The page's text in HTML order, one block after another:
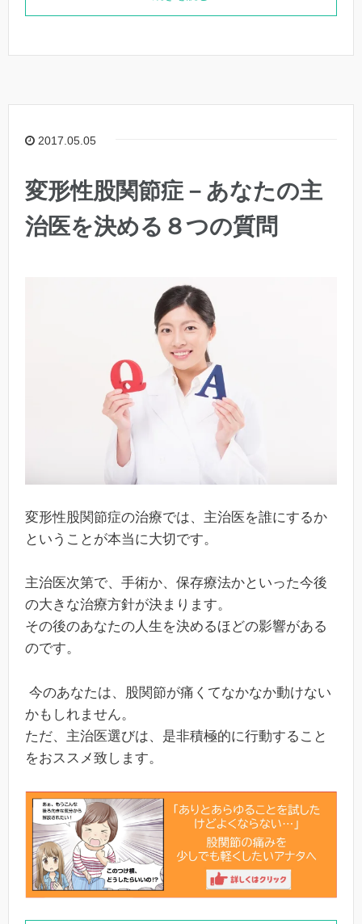
2017.05.05
変形性股関節症－あなたの主
治医を決める８つの質問
変形性股関節症の治療では、主治医を誰にするか
ということが本当に大切です。
主治医次第で、手術か、保存療法かといった今後
の大きな治療方針が決まります。
その後のあなたの人生を決めるほどの影響がある
のです。
今のあなたは、股関節が痛くてなかなか動けない
かもしれません。
ただ、主治医選びは、是非積極的に行動すること
をおススメ致します。